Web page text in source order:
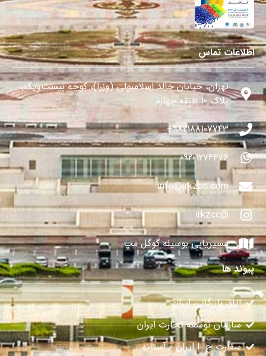
27 می 2024
اطلاعات تماس
تهران، خیابان خالد اسلامبولی (وزرا)، کوچه بیست‌ویکم،
پلاک ۱۰ طبقه چهارم
982188107743+
09201274476
info@irkzbc.com
@irkzcc
مسیریابی بوسیله گوگل مپ
پیوند ها
اتاق بازرگانی ایران
سازمان توسعه تجارت ایران
سفارت ج. ا ایران - آستانه